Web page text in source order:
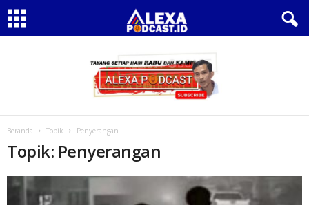
Beranda Topik Penyerangan
Topik: Penyerangan